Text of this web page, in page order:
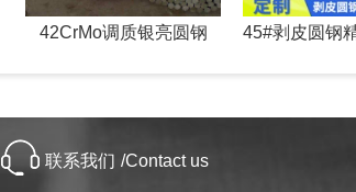
42CrMo调质银亮圆钢
联系我们 /Contact us